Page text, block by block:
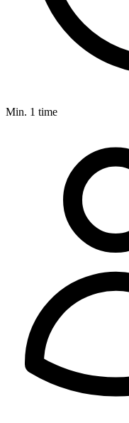
Min. 1 time